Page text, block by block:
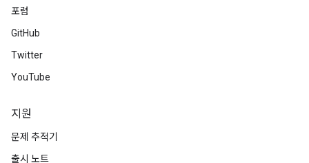
포럼
GitHub
Twitter
YouTube
지원
문제 추적기
출시 노트